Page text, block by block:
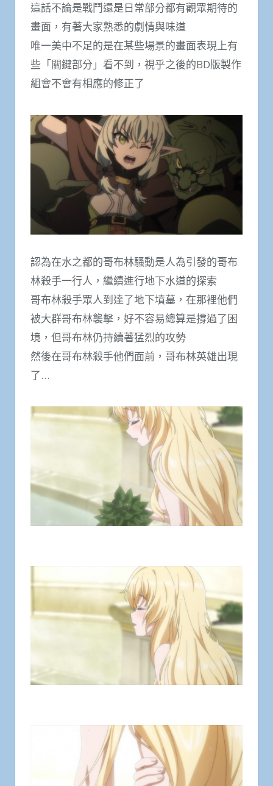
這話不論是戰鬥還是日常部分都有觀眾期待的
畫面，有著大家熟悉的劇情與味道
唯一美中不足的是在某些場景的畫面表現上有
些「關鍵部分」看不到，視乎之後的BD版製作
組會不會有相應的修正了
認為在水之都的哥布林騷動是人為引發的哥布
林殺手一行人，繼續進行地下水道的探索
哥布林殺手眾人到達了地下墳墓，在那裡他們
被大群哥布林襲擊，好不容易總算是撐過了困
境，但哥布林仍持續著猛烈的攻勢
然後在哥布林殺手他們面前，哥布林英雄出現
了…